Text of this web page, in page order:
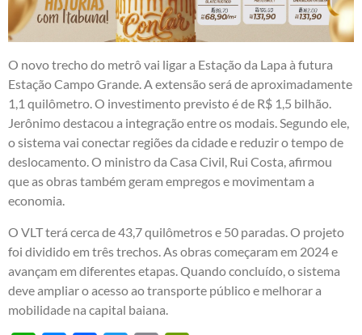
O novo trecho do metrô vai ligar a Estação da Lapa à futura
Estação Campo Grande. A extensão será de aproximadamente
1,1 quilômetro. O investimento previsto é de R$ 1,5 bilhão.
Jerônimo destacou a integração entre os modais. Segundo ele,
o sistema vai conectar regiões da cidade e reduzir o tempo de
deslocamento. O ministro da Casa Civil, Rui Costa, afirmou
que as obras também geram empregos e movimentam a
economia.
O VLT terá cerca de 43,7 quilômetros e 50 paradas. O projeto
foi dividido em três trechos. As obras começaram em 2024 e
avançam em diferentes etapas. Quando concluído, o sistema
deve ampliar o acesso ao transporte público e melhorar a
mobilidade na capital baiana.